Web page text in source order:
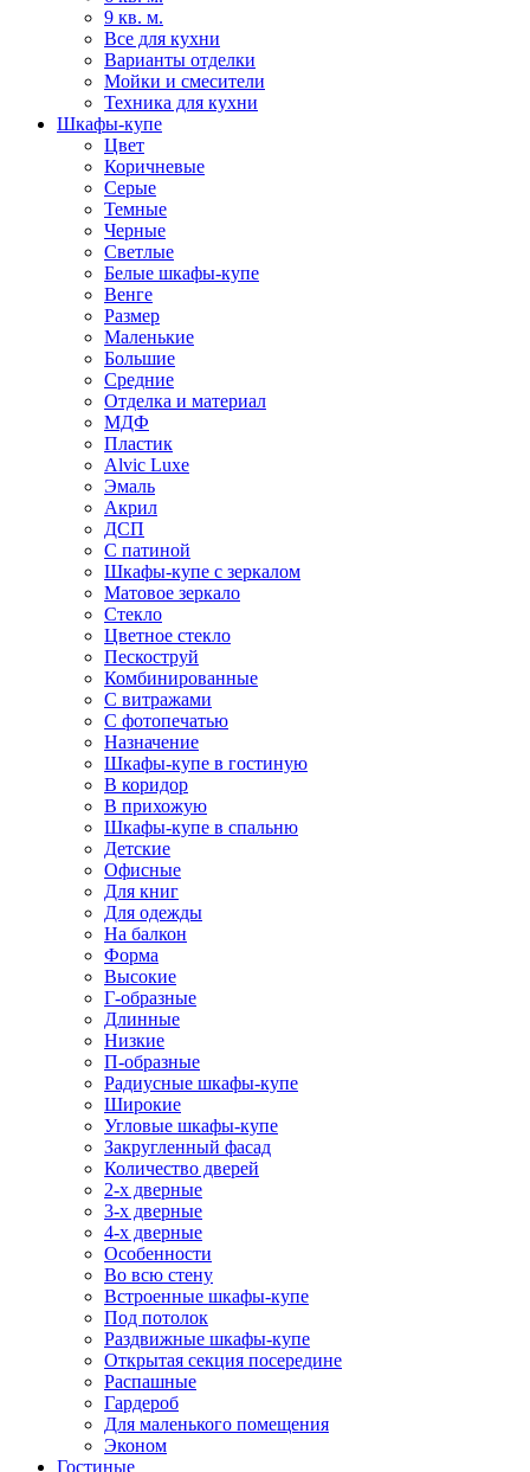
9 кв. м.
Все для кухни
Варианты отделки
Мойки и смесители
Техника для кухни
Шкафы-купе
Цвет
Коричневые
Серые
Темные
Черные
Светлые
Белые шкафы-купе
Венге
Размер
Маленькие
Большие
Средние
Отделка и материал
МДФ
Пластик
Alvic Luxe
Эмаль
Акрил
ДСП
С патиной
Шкафы-купе с зеркалом
Матовое зеркало
Стекло
Цветное стекло
Пескоструй
Комбинированные
С витражами
С фотопечатью
Назначение
Шкафы-купе в гостиную
В коридор
В прихожую
Шкафы-купе в спальню
Детские
Офисные
Для книг
Для одежды
На балкон
Форма
Высокие
Г-образные
Длинные
Низкие
П-образные
Радиусные шкафы-купе
Широкие
Угловые шкафы-купе
Закругленный фасад
Количество дверей
2-х дверные
3-х дверные
4-х дверные
Особенности
Во всю стену
Встроенные шкафы-купе
Под потолок
Раздвижные шкафы-купе
Открытая секция посередине
Распашные
Гардероб
Для маленького помещения
Эконом
Гостиные